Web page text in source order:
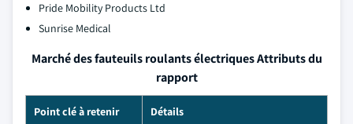
Pride Mobility Products Ltd
Sunrise Medical
Marché des fauteuils roulants électriques Attributs du
rapport
Point clé à retenir Détails